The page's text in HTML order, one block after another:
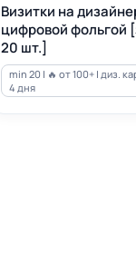
Визитки на
цифровой фольгой
20 шт.]
min 20 | 🔥 от 100+ | диз.
4 дня